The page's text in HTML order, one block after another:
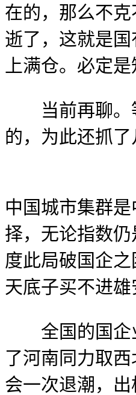
在的，那么不
逝了，这就是
上满仓。必定
当前再聊。等
的，为此还抓
中国城市集群是
择，无论指数
度此局破国企
天底子买不进雄
全国的国企业
了河南同力取
会一次退潮，